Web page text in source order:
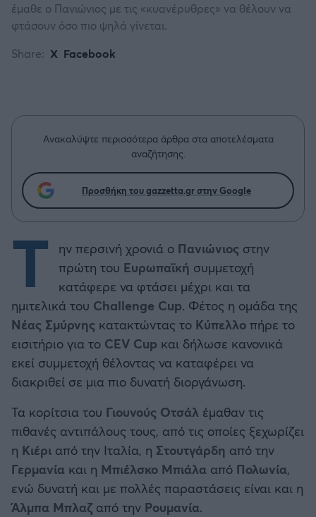
έμαθε ο Πανιώνιος με τις «κυανέρυθρες» να θέλουν να
φτάσουν όσο πιο ψηλά γίνεται.
Share: X Facebook
Ανακαλύψτε περισσότερα άρθρα στα αποτελέσματα
αναζήτησης.
Προσθήκη του gazzetta.gr στην Google
Τ ην περσινή χρονιά ο Πανιώνιος στην
πρώτη του Ευρωπαϊκή συμμετοχή
κατάφερε να φτάσει μέχρι και τα
ημιτελικά του Challenge Cup. Φέτος η ομάδα της
Νέας Σμύρνης κατακτώντας το Κύπελλο πήρε το
εισιτήριο για το CEV Cup και δήλωσε κανονικά
εκεί συμμετοχή θέλοντας να καταφέρει να
διακριθεί σε μια πιο δυνατή διοργάνωση.
Τα κορίτσια του Γιουνούς Οτσάλ έμαθαν τις
πιθανές αντιπάλους τους, από τις οποίες ξεχωρίζει
η Κιέρι από την Ιταλία, η Στουτγάρδη από την
Γερμανία και η Μπιέλσκο Μπιάλα από Πολωνία,
ενώ δυνατή και με πολλές παραστάσεις είναι και η
Άλμπα Μπλαζ από την Ρουμανία.